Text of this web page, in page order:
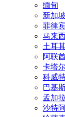
缅甸
新加坡
菲律
马来
土耳
阿联
卡塔
科威
巴基
孟加
沙特